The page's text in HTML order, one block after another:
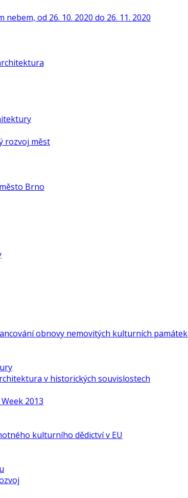
od 26. 10. 2020 do 26. 11. 2020
rozvoj měst
Brno
obnovy nemovitých kulturních památek
v historických souvislostech
2013
kulturního dědictví v EU